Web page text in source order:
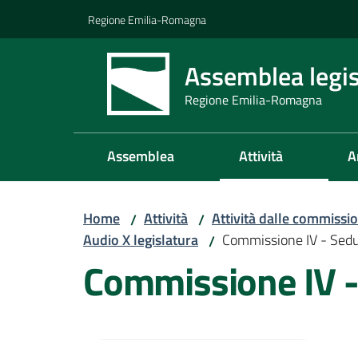
Regione Emilia-Romagna
Assemblea
Regione Emilia-Romagna
Assemblea Attività
Home / Attività / Attività dalle
Audio X legislatura / Commissione IV -
Commissione